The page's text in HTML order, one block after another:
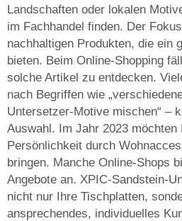
Landschaften oder lokalen
im Fachhandel finden. Der
nachhaltigen Produkten, die ein
bieten. Beim Online-Shopping
solche Artikel zu entdecken.
nach Begriffen wie
Untersetzer-Motive mischen“ –
Auswahl. Im Jahr 2023 möchten
Persönlichkeit durch
bringen. Manche Online-Shops
Angebote an. XPIC-Sandstein-
nicht nur Ihre Tischplatten,
ansprechendes, individuelles